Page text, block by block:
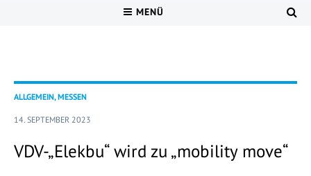
MENÜ
ALLGEMEIN, MESSEN
14. SEPTEMBER 2023
VDV-„Elekbu“ wird zu „mobility move“